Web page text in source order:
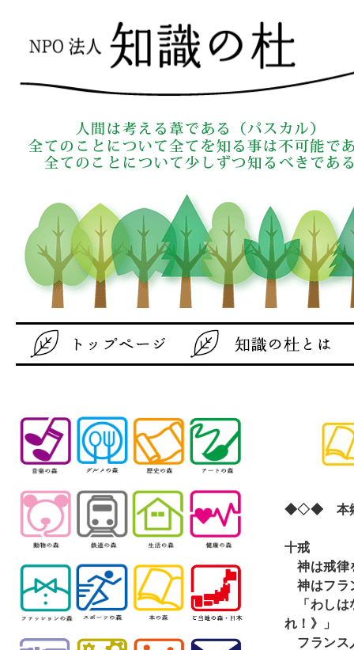
◆◇◆ 本郷
十戒
神は戒律
神はフラ
「わしは
れ！》」
フランス